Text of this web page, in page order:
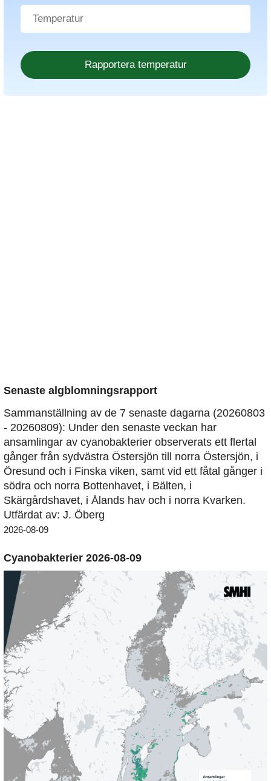
Senaste algblomningsrapport
Sammanställning av de 7 senaste dagarna (20260803
- 20260809): Under den senaste veckan har
ansamlingar av cyanobakterier observerats ett flertal
gånger från sydvästra Östersjön till norra Östersjön, i
Öresund och i Finska viken, samt vid ett fåtal gånger i
södra och norra Bottenhavet, i Bälten, i
Skärgårdshavet, i Ålands hav och i norra Kvarken.
Utfärdat av: J. Öberg
2026-08-09
Cyanobakterier 2026-08-09